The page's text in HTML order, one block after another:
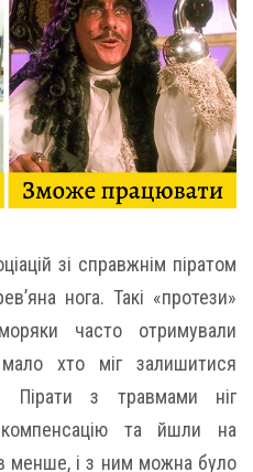
зі справжнім піратом
нога. Такі «протези»
часто отримували
хто міг залишитися
Пірати з травмами ніг
компенсацію та йшли на
менше, і з ним можна було